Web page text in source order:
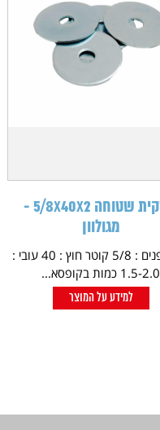
דיסקית שטוחה 5/8X40X2 -
מגולוון
קוטר פנים : 5/8 קוטר חוץ : 40 עובי :
1.5-2.0 כמות בקופסא...
למידע על המוצר